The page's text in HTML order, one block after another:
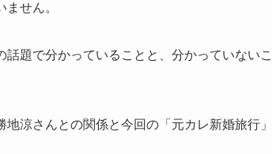
せん。
題で分かっていることと、分かっていないこ
涼さんとの関係と今回の「元カレ新婚旅行」